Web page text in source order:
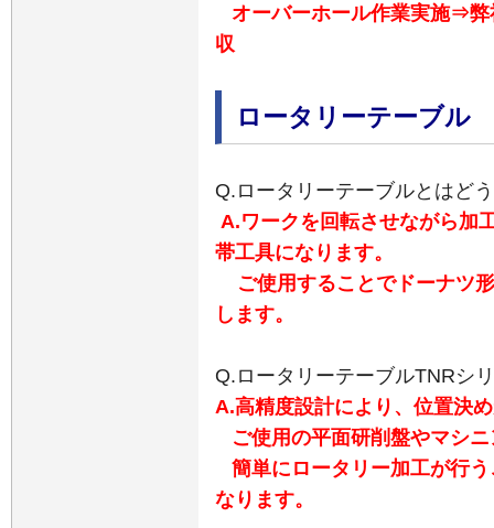
オーバーホール作業実施⇒
収
ロータリーテーブル
Q.ロータリーテーブルとはど
A.ワークを回転させながら加
帯工具になります。
ご使用することでドーナツ
します。
Q.ロータリーテーブルTNRシ
A.高精度設計により、位置決
ご使用の平面研削盤やマシ
簡単にロータリー加工が行
なります。